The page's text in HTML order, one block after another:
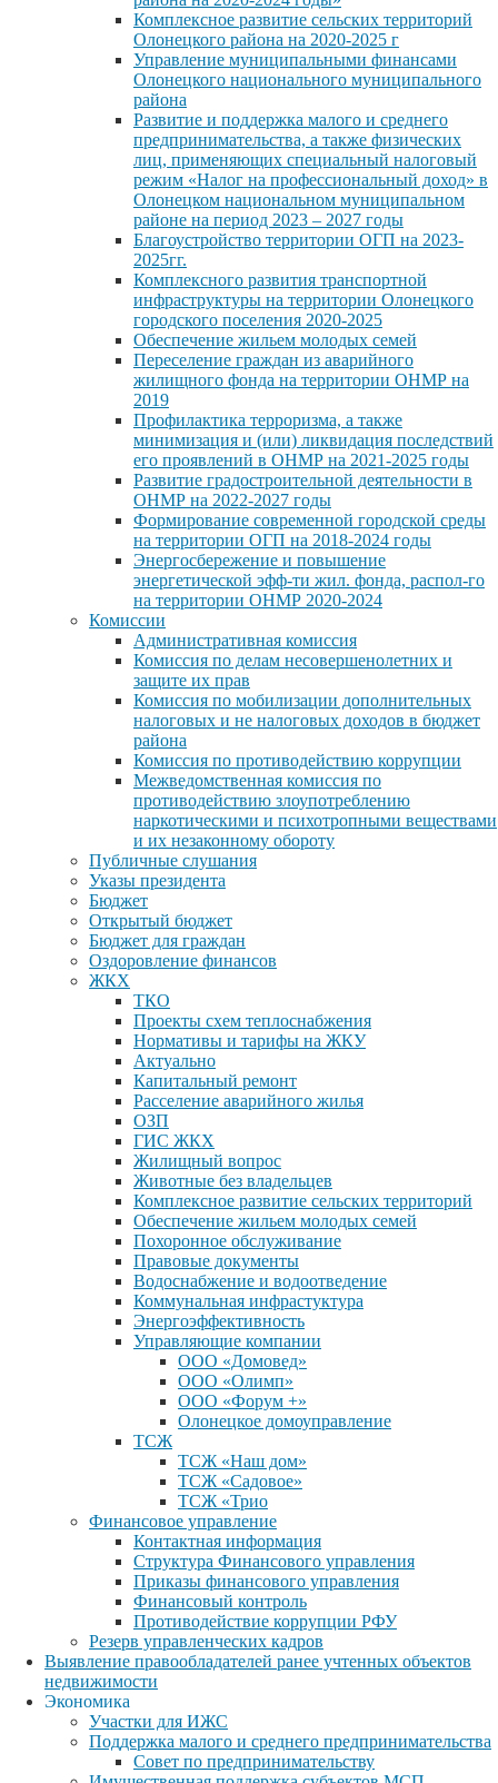
Комплексное развитие сельских территорий
Олонецкого района на 2020-2025 г
Управление муниципальными финансами
Олонецкого национального муниципального
района
Развитие и поддержка малого и среднего
предпринимательства, а также физических
лиц, применяющих специальный налоговый
режим «Налог на профессиональный доход» в
Олонецком национальном муниципальном
районе на период 2023 – 2027 годы
Благоустройство территории ОГП на 2023-
2025гг.
Комплексного развития транспортной
инфраструктуры на территории Олонецкого
городского поселения 2020-2025
Обеспечение жильем молодых семей
Переселение граждан из аварийного
жилищного фонда на территории ОНМР на
2019
Профилактика терроризма, а также
минимизация и (или) ликвидация последствий
его проявлений в ОНМР на 2021-2025 годы
Развитие градостроительной деятельности в
ОНМР на 2022-2027 годы
Формирование современной городской среды
на территории ОГП на 2018-2024 годы
Энергосбережение и повышение
энергетической эфф-ти жил. фонда, распол-го
на территории ОНМР 2020-2024
Комиссии
Административная комиссия
Комиссия по делам несовершенолетних и
защите их прав
Комиссия по мобилизации дополнительных
налоговых и не налоговых доходов в бюджет
района
Комиссия по противодействию коррупции
Межведомственная комиссия по
противодействию злоупотреблению
наркотическими и психотропными веществами
и их незаконному обороту
Публичные слушания
Указы президента
Бюджет
Открытый бюджет
Бюджет для граждан
Оздоровление финансов
ЖКХ
ТКО
Проекты схем теплоснабжения
Нормативы и тарифы на ЖКУ
Актуально
Капитальный ремонт
Расселение аварийного жилья
ОЗП
ГИС ЖКХ
Жилищный вопрос
Животные без владельцев
Комплексное развитие сельских территорий
Обеспечение жильем молодых семей
Похоронное обслуживание
Правовые документы
Водоснабжение и водоотведение
Коммунальная инфрастуктура
Энергоэффективность
Управляющие компании
ООО «Домовед»
ООО «Олимп»
ООО «Форум +»
Олонецкое домоуправление
ТСЖ
ТСЖ «Наш дом»
ТСЖ «Садовое»
ТСЖ «Трио
Финансовое управление
Контактная информация
Структура Финансового управления
Приказы финансового управления
Финансовый контроль
Противодействие коррупции РФУ
Резерв управленческих кадров
Выявление правообладателей ранее учтенных объектов
недвижимости
Экономика
Участки для ИЖС
Поддержка малого и среднего предпринимательства
Совет по предпринимательству